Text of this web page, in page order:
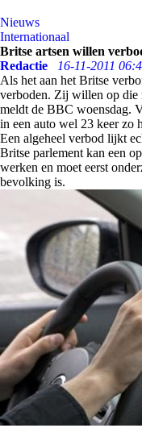
Nieuws
Internationaal
Britse artsen willen
Redactie
16-11-2011
Als het aan het Britse
verboden. Zij willen op die
meldt de BBC woensdag.
in een auto wel 23 keer zo
Een algeheel verbod lijkt
Britse parlement kan een
werken en moet eerst
bevolking is.